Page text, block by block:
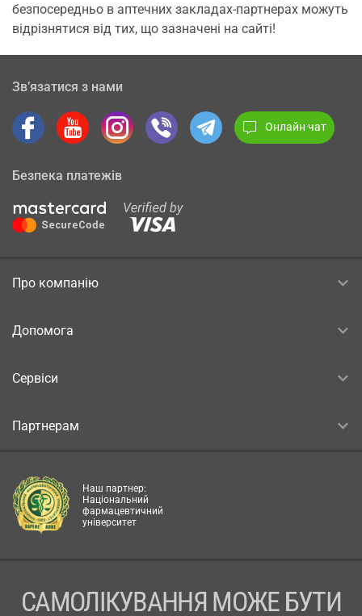
безпосередньо в аптечних закладах-партнерах можуть
відрізнятися від тих, що зазначені на сайті!
Зв’язатися з нами
Онлайн чат
Безпека платежів
Про компанію
Допомога
Сервіси
Партнерам
Наш партнер:
Національний
фармацевтичний
університет
САМОЛІКУВАННЯ МОЖЕ БУТИ